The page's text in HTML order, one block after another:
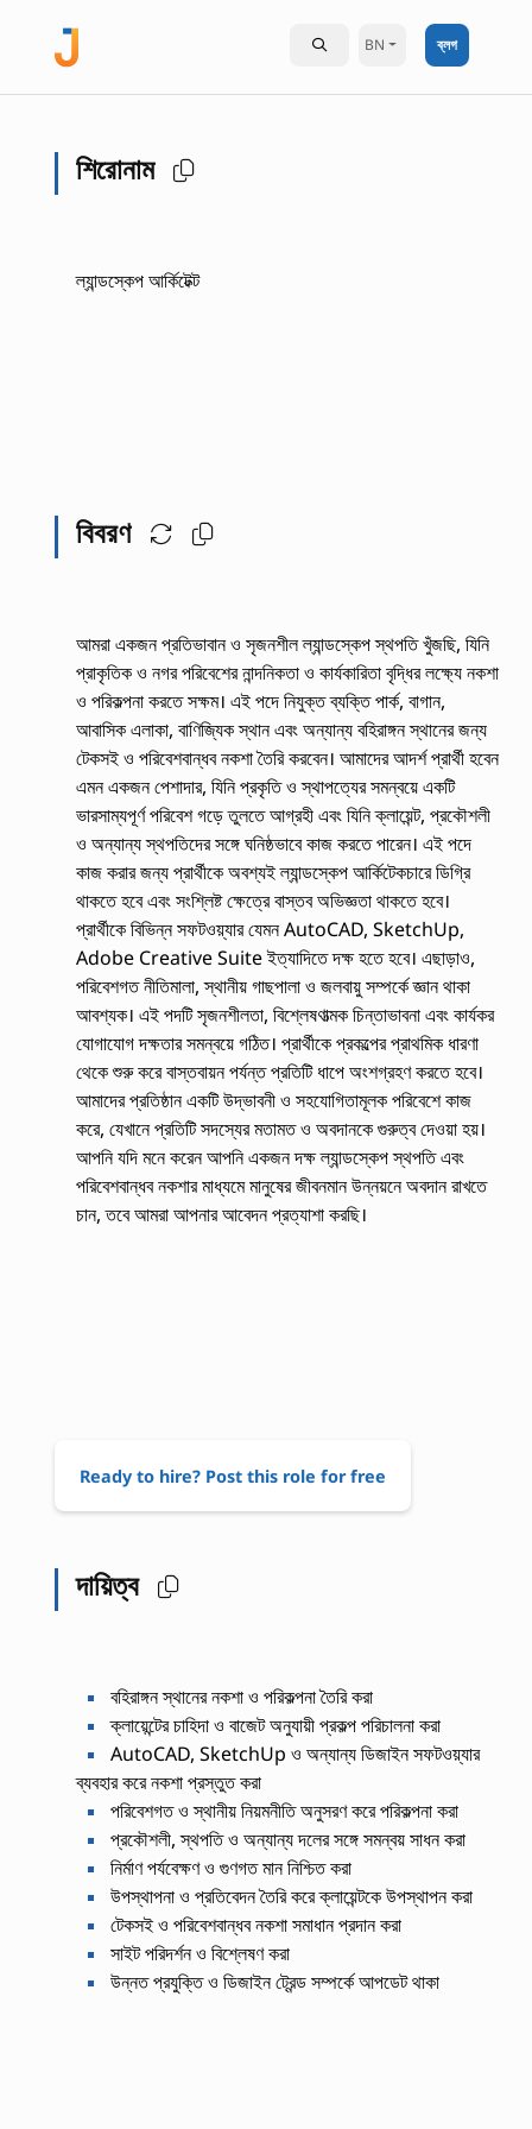
BN ব্লগ
শিরোনাম
ল্যান্ডস্কেপ আর্কিটেক্ট
বিবরণ
আমরা একজন প্রতিভাবান ও সৃজনশীল ল্যান্ডস্কেপ স্থপতি খুঁজছি, যিনি
প্রাকৃতিক ও নগর পরিবেশের নান্দনিকতা ও কার্যকারিতা বৃদ্ধির লক্ষ্যে নকশা
ও পরিকল্পনা করতে সক্ষম। এই পদে নিযুক্ত ব্যক্তি পার্ক, বাগান,
আবাসিক এলাকা, বাণিজ্যিক স্থান এবং অন্যান্য বহিরাঙ্গন স্থানের জন্য
টেকসই ও পরিবেশবান্ধব নকশা তৈরি করবেন। আমাদের আদর্শ প্রার্থী হবেন
এমন একজন পেশাদার, যিনি প্রকৃতি ও স্থাপত্যের সমন্বয়ে একটি
ভারসাম্যপূর্ণ পরিবেশ গড়ে তুলতে আগ্রহী এবং যিনি ক্লায়েন্ট, প্রকৌশলী
ও অন্যান্য স্থপতিদের সঙ্গে ঘনিষ্ঠভাবে কাজ করতে পারেন। এই পদে
কাজ করার জন্য প্রার্থীকে অবশ্যই ল্যান্ডস্কেপ আর্কিটেকচারে ডিগ্রি
থাকতে হবে এবং সংশ্লিষ্ট ক্ষেত্রে বাস্তব অভিজ্ঞতা থাকতে হবে।
প্রার্থীকে বিভিন্ন সফটওয়্যার যেমন AutoCAD, SketchUp,
Adobe Creative Suite ইত্যাদিতে দক্ষ হতে হবে। এছাড়াও,
পরিবেশগত নীতিমালা, স্থানীয় গাছপালা ও জলবায়ু সম্পর্কে জ্ঞান থাকা
আবশ্যক। এই পদটি সৃজনশীলতা, বিশ্লেষণাত্মক চিন্তাভাবনা এবং কার্যকর
যোগাযোগ দক্ষতার সমন্বয়ে গঠিত। প্রার্থীকে প্রকল্পের প্রাথমিক ধারণা
থেকে শুরু করে বাস্তবায়ন পর্যন্ত প্রতিটি ধাপে অংশগ্রহণ করতে হবে।
আমাদের প্রতিষ্ঠান একটি উদ্ভাবনী ও সহযোগিতামূলক পরিবেশে কাজ
করে, যেখানে প্রতিটি সদস্যের মতামত ও অবদানকে গুরুত্ব দেওয়া হয়।
আপনি যদি মনে করেন আপনি একজন দক্ষ ল্যান্ডস্কেপ স্থপতি এবং
পরিবেশবান্ধব নকশার মাধ্যমে মানুষের জীবনমান উন্নয়নে অবদান রাখতে
চান, তবে আমরা আপনার আবেদন প্রত্যাশা করছি।
Ready to hire? Post this role for free
দায়িত্ব
বহিরাঙ্গন স্থানের নকশা ও পরিকল্পনা তৈরি করা
ক্লায়েন্টের চাহিদা ও বাজেট অনুযায়ী প্রকল্প পরিচালনা করা
AutoCAD, SketchUp ও অন্যান্য ডিজাইন সফটওয়্যার
ব্যবহার করে নকশা প্রস্তুত করা
পরিবেশগত ও স্থানীয় নিয়মনীতি অনুসরণ করে পরিকল্পনা করা
প্রকৌশলী, স্থপতি ও অন্যান্য দলের সঙ্গে সমন্বয় সাধন করা
নির্মাণ পর্যবেক্ষণ ও গুণগত মান নিশ্চিত করা
উপস্থাপনা ও প্রতিবেদন তৈরি করে ক্লায়েন্টকে উপস্থাপন করা
টেকসই ও পরিবেশবান্ধব নকশা সমাধান প্রদান করা
সাইট পরিদর্শন ও বিশ্লেষণ করা
উন্নত প্রযুক্তি ও ডিজাইন ট্রেন্ড সম্পর্কে আপডেট থাকা